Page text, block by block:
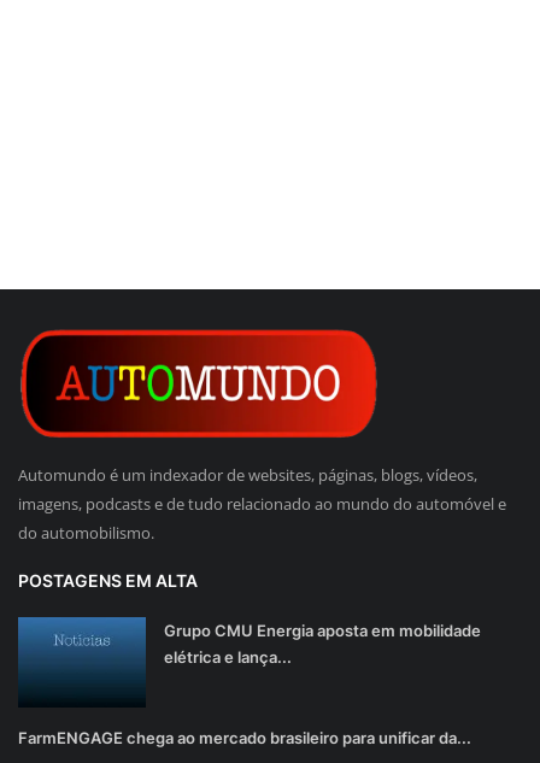
Automundo é um indexador de websites, páginas, blogs, vídeos,
imagens, podcasts e de tudo relacionado ao mundo do automóvel e
do automobilismo.
POSTAGENS EM ALTA
Grupo CMU Energia aposta em mobilidade
elétrica e lança...
FarmENGAGE chega ao mercado brasileiro para unificar da...